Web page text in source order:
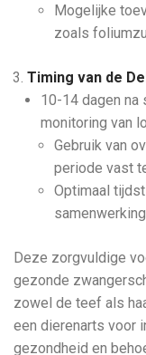
Mogelijke
zoals
Timing van de
10-14 dagen na
monitoring van
Gebruik van
periode vast
Optimaal
Deze zorgvuldige
gezonde
zowel de teef als
een dierenarts voor
gezondheid en